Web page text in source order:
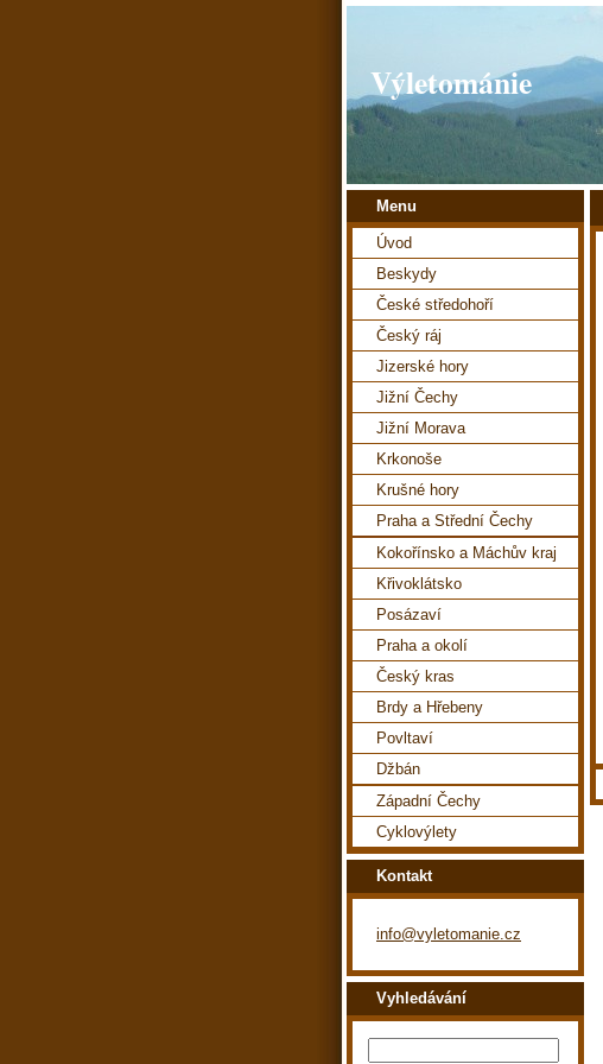
Výletománie
Menu
Úvod
Beskydy
České středohoří
Český ráj
Jizerské hory
Jižní Čechy
Jižní Morava
Krkonoše
Krušné hory
Praha a Střední Čechy
Kokořínsko a Máchův kraj
Křivoklátsko
Posázaví
Praha a okolí
Český kras
Brdy a Hřebeny
Povltaví
Džbán
Západní Čechy
Cyklovýlety
Kontakt
info@vyletomanie.cz
Vyhledávání